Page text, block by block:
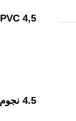
PVC 4,5 – سيرينا
4.5 نجوم